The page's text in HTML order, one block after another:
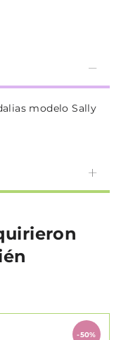
modelo Sally
-50%